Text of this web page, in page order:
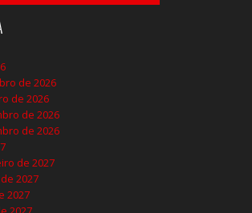
de 2026
de 2026
de 2026
de 2026
de 2027
2027
2027